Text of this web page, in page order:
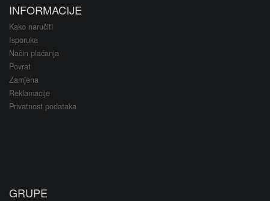
INFORMACIJE
Kako naručiti
Isporuka
Način plaćanja
Povrat
Zamjena
Reklamacije
Privatnost podataka
GRUPE